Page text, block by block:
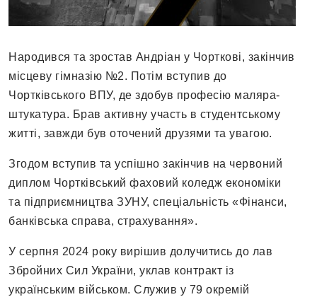
Народився та зростав Андріан у Чорткові, закінчив
місцеву гімназію №2. Потім вступив до
Чортківського ВПУ, де здобув професію маляра-
штукатура. Брав активну участь в студентському
житті, завжди був оточений друзями та увагою.
Згодом вступив та успішно закінчив на червоний
диплом Чортківський фаховий коледж економіки
та підприємництва ЗУНУ, спеціальність «Фінанси,
банківська справа, страхування».
У серпня 2024 року вирішив долучитись до лав
Збройних Сил України, уклав контракт із
українським військом. Служив у 79 окремій